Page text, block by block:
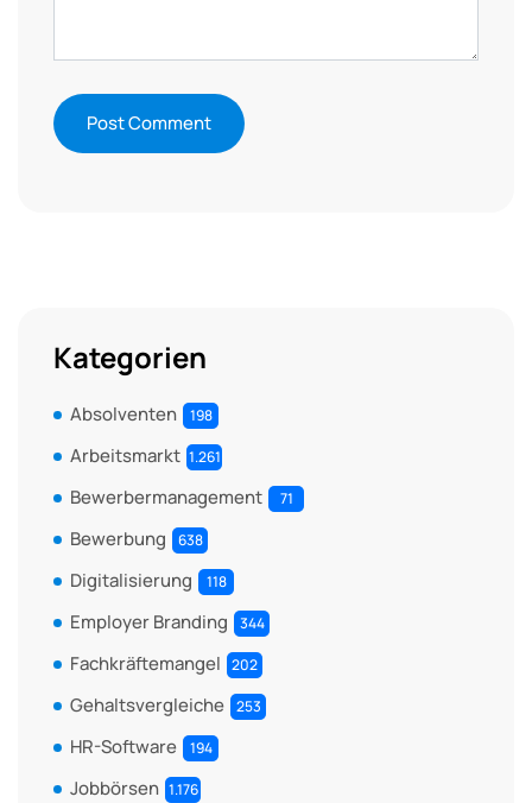
Kategorien
Absolventen 198
Arbeitsmarkt 1.261
Bewerbermanagement 71
Bewerbung 638
Digitalisierung 118
Employer Branding 344
Fachkräftemangel 202
Gehaltsvergleiche 253
HR-Software 194
Jobbörsen 1.176